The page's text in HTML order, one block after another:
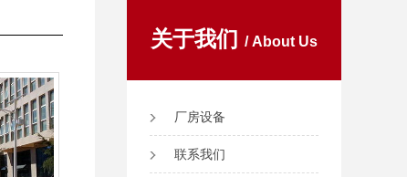
关于我们 / About Us
厂房设备
联系我们